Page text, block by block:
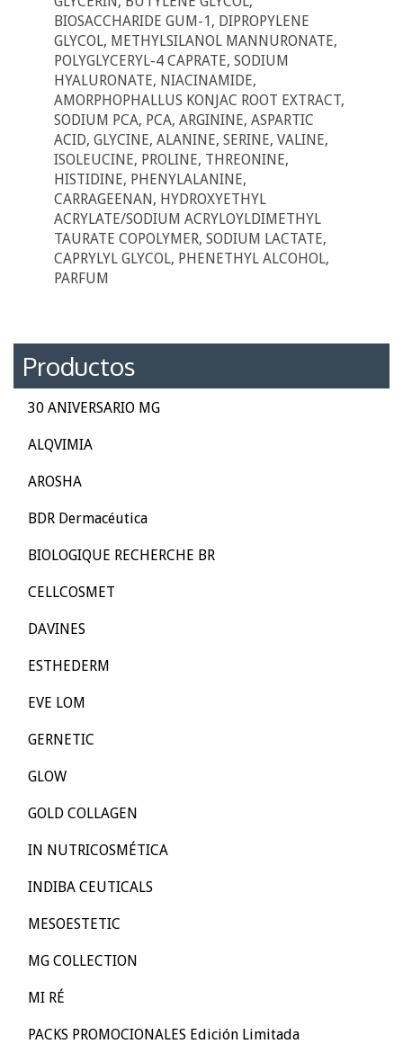
BIOSACCHARIDE GUM-1, DIPROPYLENE
GLYCOL, METHYLSILANOL MANNURONATE,
POLYGLYCERYL-4 CAPRATE, SODIUM
HYALURONATE, NIACINAMIDE,
AMORPHOPHALLUS KONJAC ROOT EXTRACT,
SODIUM PCA, PCA, ARGININE, ASPARTIC
ACID, GLYCINE, ALANINE, SERINE, VALINE,
ISOLEUCINE, PROLINE, THREONINE,
HISTIDINE, PHENYLALANINE,
CARRAGEENAN, HYDROXYETHYL
ACRYLATE/SODIUM ACRYLOYLDIMETHYL
TAURATE COPOLYMER, SODIUM LACTATE,
CAPRYLYL GLYCOL, PHENETHYL ALCOHOL,
PARFUM
Productos
30 ANIVERSARIO MG
ALQVIMIA
AROSHA
BDR Dermacéutica
BIOLOGIQUE RECHERCHE BR
CELLCOSMET
DAVINES
ESTHEDERM
EVE LOM
GERNETIC
GLOW
GOLD COLLAGEN
IN NUTRICOSMÉTICA
INDIBA CEUTICALS
MESOESTETIC
MG COLLECTION
MI RÉ
PACKS PROMOCIONALES Edición Limitada